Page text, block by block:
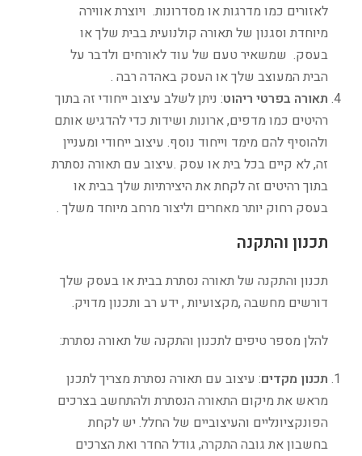
לאזורים כמו מדרגות או מסדרונות. ויוצרת אווירה
מיוחדת וסגנון של תאורה קולנועית בבית שלך או
בעסק. שמשאיר טעם של עוד לאורחים ולדבר על
הבית המעוצב שלך או העסק באהדה רבה .
תאורה בפרטי ריהוט: ניתן לשלב עיצוב ייחודי זה בתוך
רהיטים כמו מדפים, ארונות ושידות כדי להדגיש אותם
ולהוסיף להם מימד וייחוד נוסף. עיצוב ייחודי ומעניין
זה, לא קיים בכל בית או עסק .עיצוב עם תאורה נסתרת
בתוך רהיטים זה לקחת את היצירתיות שלך בבית או
בעסק רחוק יותר מאחרים וליצור מרחב מיוחד משלך .
תכנון והתקנה
תכנון והתקנה של תאורה נסתרת בבית או בעסק שלך
דורשים מחשבה ,מקצועיות , ידע רב ותכנון מדויק.
להלן מספר טיפים לתכנון והתקנה של תאורה נסתרת:
תכנון מקדים: עיצוב עם תאורה נסתרת מצריך לתכנן
מראש את מיקום התאורה הנסתרת ולהתחשב בצרכים
הפונקציונליים והעיצוביים של החלל. יש לקחת
בחשבון את גובה התקרה, גודל החדר ואת הצרכים